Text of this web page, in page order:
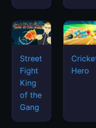
Street
Fight
King
of the
Gang
Hero